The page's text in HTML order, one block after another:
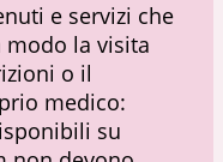
e servizi che
la visita
o il
medico:
su